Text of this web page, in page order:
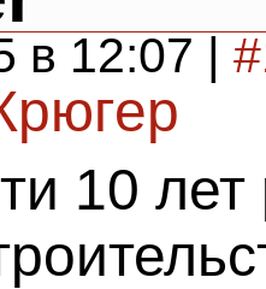
в 12:07 |
10